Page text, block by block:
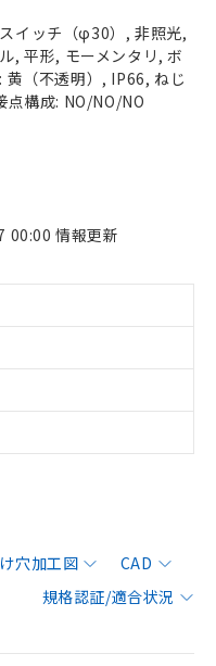
イッチ（φ30）, 非照光,
, 平形, モーメンタリ, ボ
黄（不透明）, IP66, ねじ
点構成: NO/NO/NO
00:00 情報更新
穴加工図
CAD
規格認証/適合状況